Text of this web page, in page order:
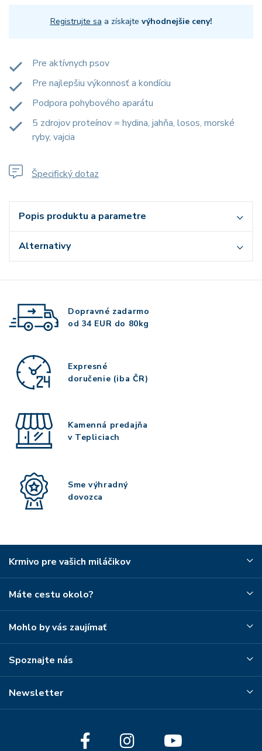
Registrujte sa a získajte výhodnejšie ceny!
Pre aktívnych psov
Pre najlepšiu výkonnosť a kondíciu
Podpora pohybového aparátu
5 zdrojov proteínov = hydina, jahňa, losos, morské
ryby, vajcia
Špecifický dotaz
Popis produktu a parametre
Alternativy
Dopravné zadarmo
od 34 EUR do 80kg
Expresné
doručenie (iba ČR)
Kamenná predajňa
v Tepliciach
Sme výhradný
dovozca
Krmivo pre vašich miláčikov
Máte cestu okolo?
Mohlo by vás zaujímať
Spoznajte nás
Newsletter